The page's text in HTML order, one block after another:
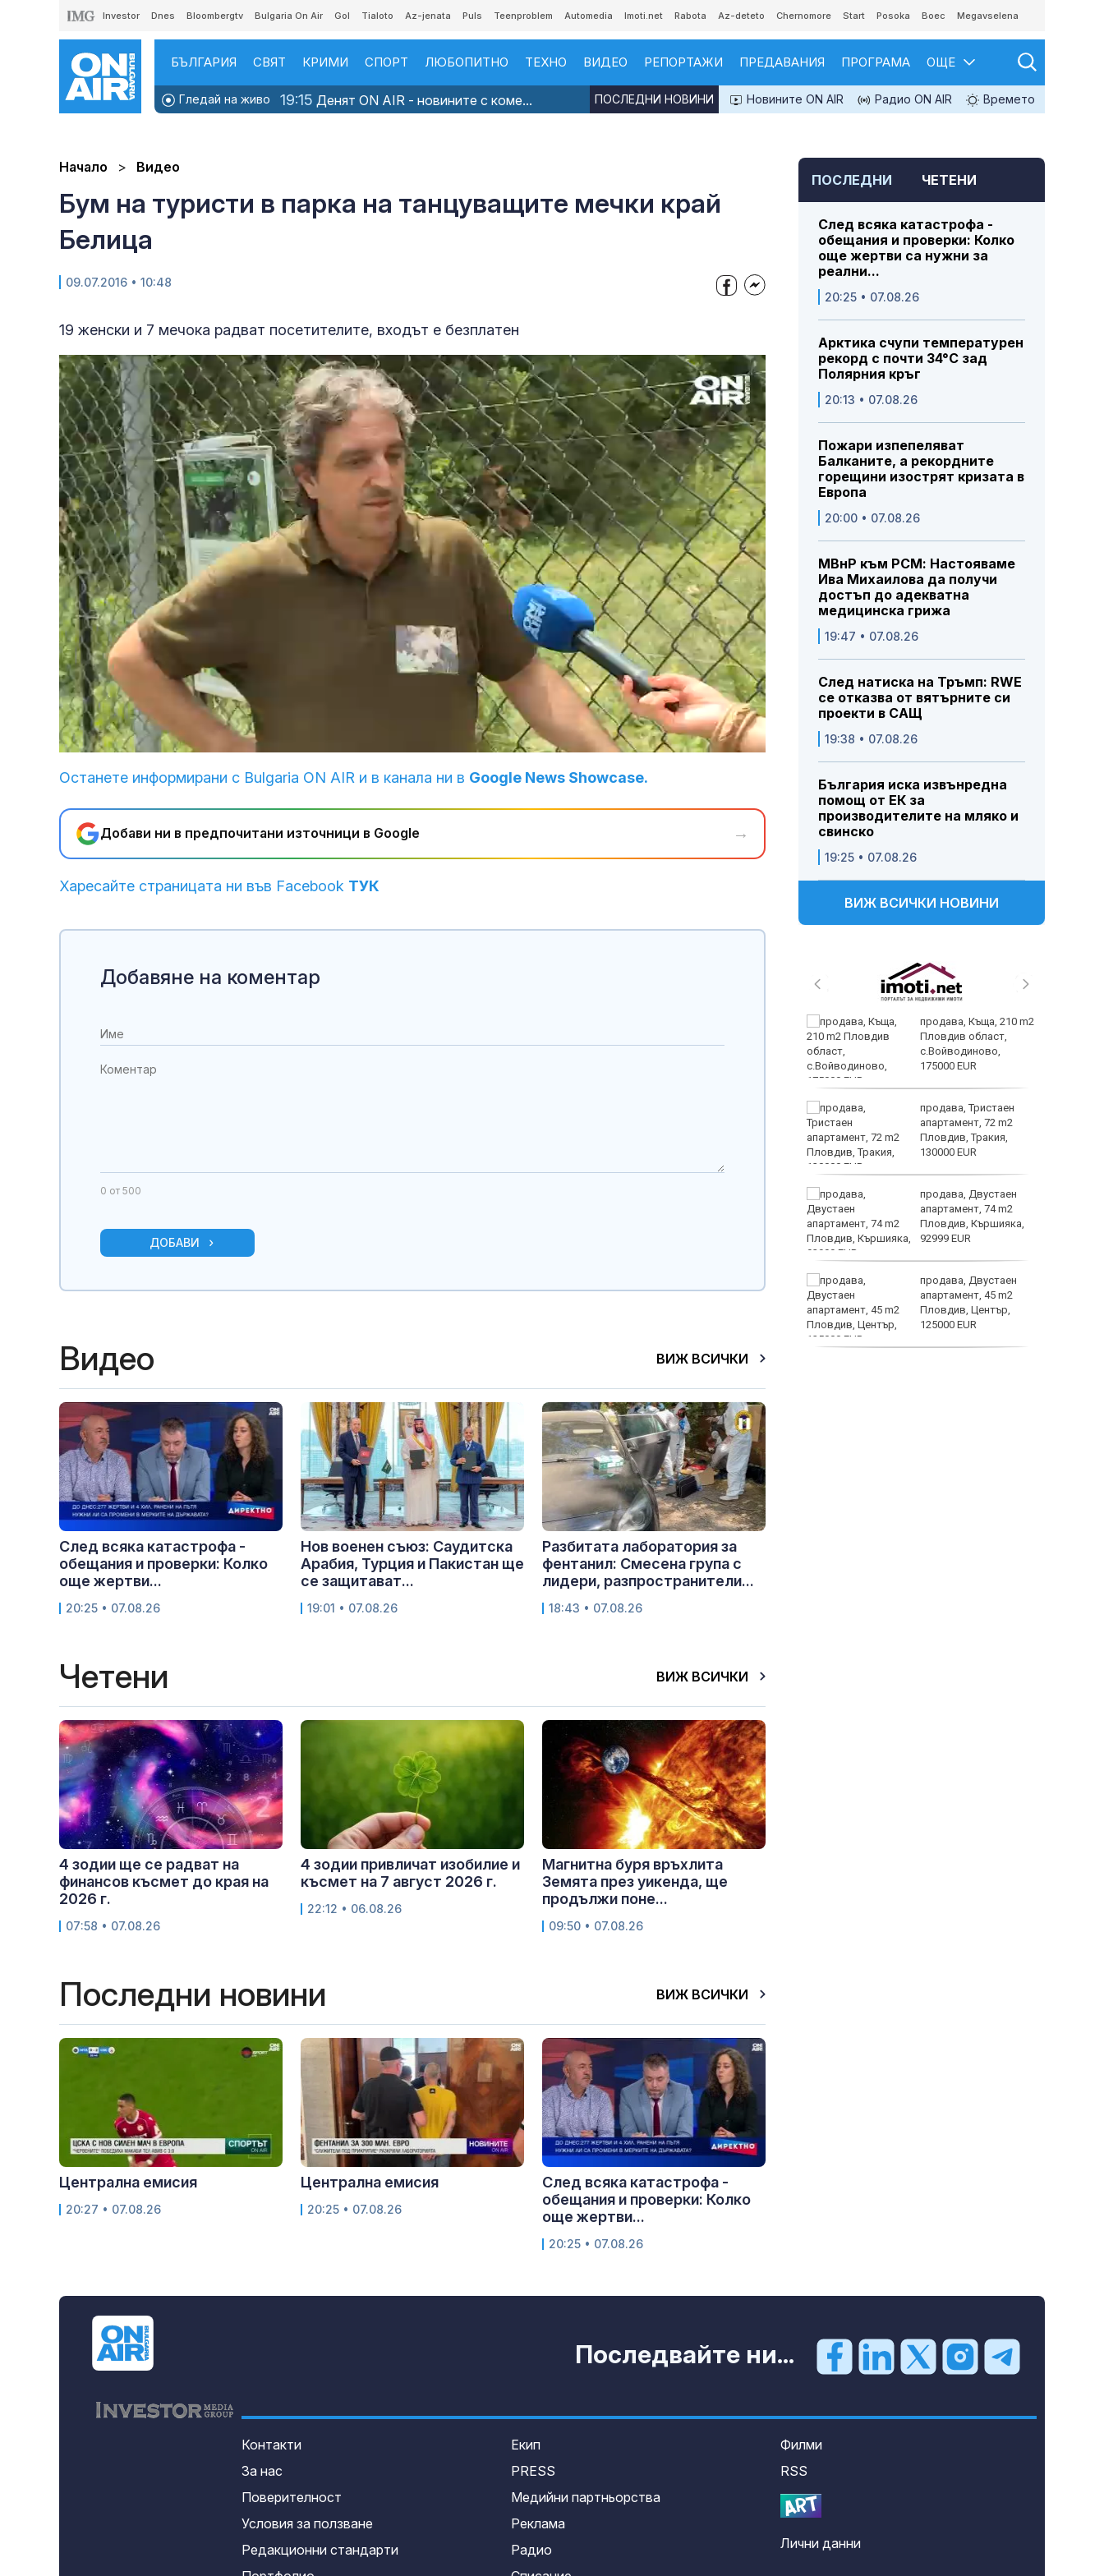
Investor Dnes Bloombergtv Bulgaria On Air Gol Tialoto Az-jenata Puls Teenproblem Automedia Imoti.net Rabota Az-deteto Chernomore Start Posoka Boec Megavselena
БЪЛГАРИЯ СВЯТ КРИМИ СПОРТ ЛЮБОПИТНО ТЕХНО ВИДЕО РЕПОРТАЖИ ПРЕДАВАНИЯ ПРОГРАМА ОЩЕ
Гледай на живо 19:15 Денят ON AIR - новините с коме... Новините ON AIR Радио ON AIR Времето
ПОСЛЕДНИ НОВИНИ
Начало Видео
Бум на туристи в парка на танцуващите мечки край
Белица
09.07.2016 • 10:48
19 женски и 7 мечока радват посетителите, входът е безплатен
Unmute
Останете информирани с Bulgaria ON AIR и в канала ни в Google News Showcase.
Добави ни в предпочитани източници в Google →
Харесайте страницата ни във Facebook ТУК
ПОСЛЕДНИ ЧЕТЕНИ
След всяка катастрофа -
обещания и проверки: Колко
още жертви са нужни за
реални...
20:25 • 07.08.26
Арктика счупи температурен
рекорд с почти 34°C зад
Полярния кръг
20:13 • 07.08.26
Пожари изпепеляват
Балканите, а рекордните
горещини изострят кризата в
Европа
20:00 • 07.08.26
МВнР към РСМ: Настояваме
Ива Михаилова да получи
достъп до адекватна
медицинска грижа
19:47 • 07.08.26
След натиска на Тръмп: RWE
се отказва от вятърните си
проекти в САЩ
19:38 • 07.08.26
България иска извънредна
помощ от ЕК за
производителите на мляко и
свинско
19:25 • 07.08.26
ВИЖ ВСИЧКИ НОВИНИ
сам" за дома
костите с напредване
продава, Къща, 210 m2
Пловдив област,
с.Войводиново,
175000 EUR
продава, Тристаен
апартамент, 72 m2
Пловдив, Тракия,
130000 EUR
продава, Двустаен
апартамент, 74 m2
Пловдив, Кършияка,
92999 EUR
продава, Двустаен
апартамент, 45 m2
Пловдив, Център,
125000 EUR
Добавяне на коментар
0 от 500
ДОБАВИ
Видео ВИЖ ВСИЧКИ
След всяка катастрофа -
обещания и проверки: Колко
още жертви...
20:25 • 07.08.26
Нов военен съюз: Саудитска
Арабия, Турция и Пакистан ще
се защитават...
19:01 • 07.08.26
Разбитата лаборатория за
фентанил: Смесена група с
лидери, разпространители...
18:43 • 07.08.26
Четени ВИЖ ВСИЧКИ
4 зодии ще се радват на
финансов късмет до края на
2026 г.
07:58 • 07.08.26
4 зодии привличат изобилие и
късмет на 7 август 2026 г.
22:12 • 06.08.26
Магнитна буря връхлита
Земята през уикенда, ще
продължи поне...
09:50 • 07.08.26
Последни новини ВИЖ ВСИЧКИ
Централна емисия
20:27 • 07.08.26
Централна емисия
20:25 • 07.08.26
След всяка катастрофа -
обещания и проверки: Колко
още жертви...
20:25 • 07.08.26
Последвайте ни...
Контакти
За нас
Поверителност
Условия за ползване
Редакционни стандарти
Екип
PRESS
Медийни партньорства
Реклама
Радио
Филми
RSS
Лични данни